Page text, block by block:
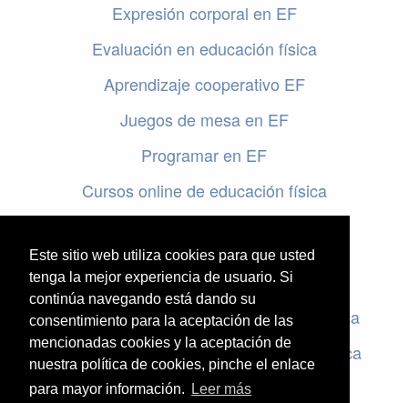
Este sitio web utiliza cookies para que usted
tenga la mejor experiencia de usuario. Si
continúa navegando está dando su
consentimiento para la aceptación de las
mencionadas cookies y la aceptación de
nuestra política de cookies, pinche el enlace
para mayor información.
Leer más
Expresión corporal en EF
Evaluación en educación física
Aprendizaje cooperativo EF
Juegos de mesa en EF
Programar en EF
Cursos online de educación física
Evaluación en educación física
Criterios de evaluación en educación física
Rúbricas de evaluación en educación física